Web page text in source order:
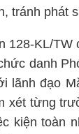
tránh phát
128-KL/
danh
lãnh đạo
xét từng
kiện toàn